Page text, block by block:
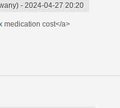
- 2024-04-27 20:20
medication cost</a>